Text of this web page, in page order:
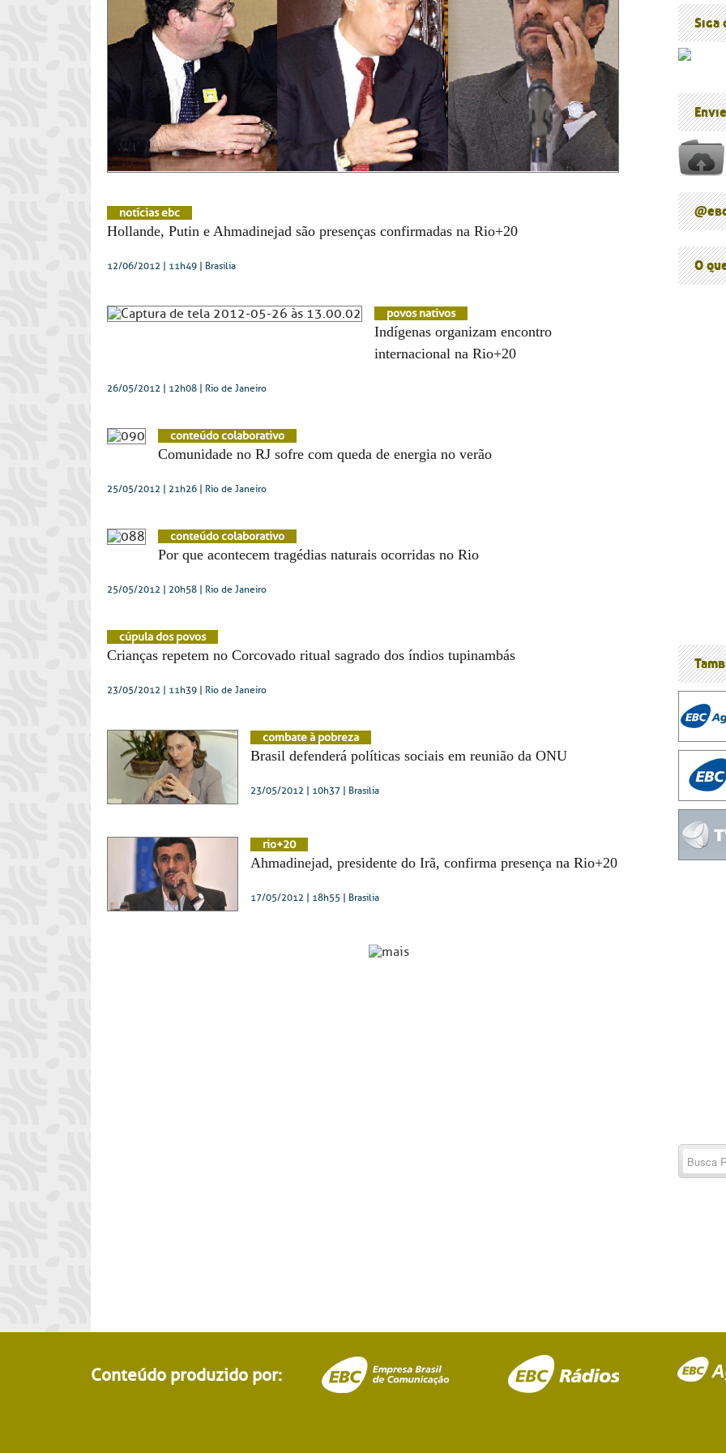
notícias ebc
Hollande, Putin e Ahmadinejad são presenças confirmadas na Rio+20
12/06/2012 | 11h49 | Brasília
povos nativos
Indígenas organizam encontro
internacional na Rio+20
26/05/2012 | 12h08 | Rio de Janeiro
conteúdo colaborativo
Comunidade no RJ sofre com queda de energia no verão
25/05/2012 | 21h26 | Rio de Janeiro
conteúdo colaborativo
Por que acontecem tragédias naturais ocorridas no Rio
25/05/2012 | 20h58 | Rio de Janeiro
cúpula dos povos
Crianças repetem no Corcovado ritual sagrado dos índios tupinambás
23/05/2012 | 11h39 | Rio de Janeiro
combate à pobreza
Brasil defenderá políticas sociais em reunião da ONU
23/05/2012 | 10h37 | Brasília
rio+20
Ahmadinejad, presidente do Irã, confirma presença na Rio+20
17/05/2012 | 18h55 | Brasília
Blog do
Cúpula
Siga
O
Buscar
por:
Conteúdo produzido por: